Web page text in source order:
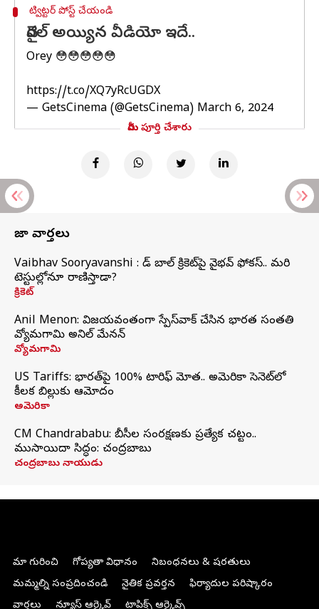
ట్విట్టర్ పోస్ట్ చేయండి
వైరల్ అయ్యిన వీడియో ఇదే..
Orey 😳😳😳😳😳
https://t.co/XQ7yRcUGDX
— GetsCinema (@GetsCinema) March 6, 2024
మీరు పూర్తి చేశారు
తాజా వార్తలు
Vaibhav Sooryavanshi : రెడ్ బాల్ క్రికెట్‌పై వైభవ్ ఫోకస్.. మరి
టెస్టుల్లోనూ రాణిస్తాడా?
క్రికెట్
Anil Menon: విజయవంతంగా స్పేస్‌వాక్‌ చేసిన భారత సంతతి
వ్యోమగామి అనిల్‌ మేనన్
వ్యోమగామి
US Tariffs: భారత్‌పై 100% టారిఫ్‌ మోత.. అమెరికా సెనెట్‌లో
కీలక బిల్లుకు ఆమోదం
అమెరికా
CM Chandrababu: బీసీల సంరక్షణకు ప్రత్యేక చట్టం..
ముసాయిదా సిద్ధం: చంద్రబాబు
చంద్రబాబు నాయుడు
మా గురించి గోప్యతా విధానం
నిబంధనలు & షరతులు
మమ్మల్ని సంప్రదించండి
నైతిక ప్రవర్తన
ఫిర్యాదుల పరిష్కారం
వార్తలు
న్యూస్ ఆర్కైవ్ టాపిక్స్ ఆర్కైవ్స్